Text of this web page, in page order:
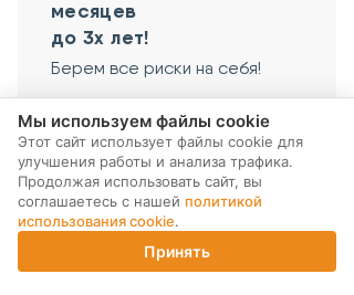
месяцев
до 3х лет!
Берем все риски на себя!
#ЭКОНОМИЯ
Минимум денег –
функций!
Корзина
Мы используем файлы cookie
Этот сайт использует файлы cookie для
улучшения работы и анализа трафика.
Продолжая использовать сайт, вы
соглашаетесь с нашей политикой
использования cookie.
Принять